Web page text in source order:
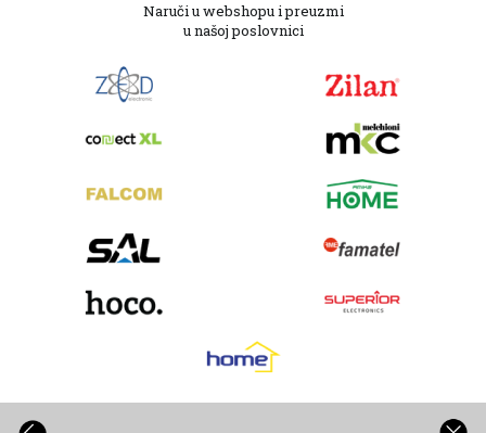
Naruči u webshopu i preuzmi
u našoj poslovnici